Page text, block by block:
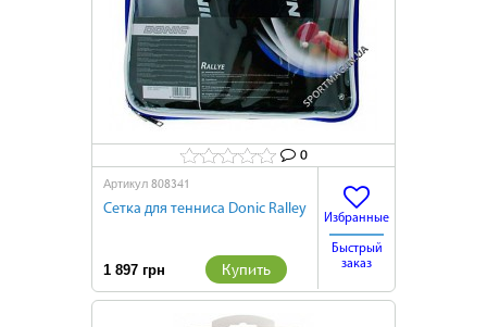
0
Артикул 808341
Сетка для тенниса Donic Ralley
1 897 грн Купить
Избранные
Быстрый
заказ